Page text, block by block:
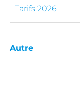
Autre